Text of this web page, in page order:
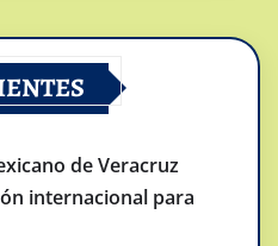
de Veracruz
internacional para